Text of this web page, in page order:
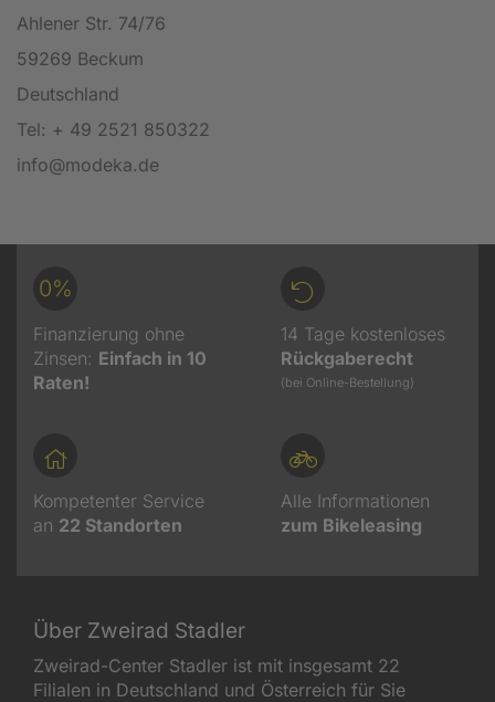
Ahlener Str. 74/76
59269 Beckum
Deutschland
Tel: + 49 2521 850322
info@modeka.de
0%
Finanzierung ohne
Zinsen: Einfach in 10
Raten!
14 Tage kostenloses
Rückgaberecht
(bei Online-Bestellung)
Kompetenter Service
an 22 Standorten
Alle Informationen
zum Bikeleasing
Über Zweirad Stadler
Zweirad-Center Stadler ist mit insgesamt 22
Filialen in Deutschland und Österreich für Sie